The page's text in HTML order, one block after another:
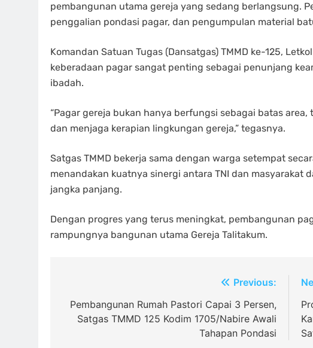
pembangunan utama gereja yang sedang berlangsung.
penggalian pondasi pagar, dan pengumpulan material
Komandan Satuan Tugas (Dansatgas) TMMD ke-125,
keberadaan pagar sangat penting sebagai penunjang
ibadah.
“Pagar gereja bukan hanya berfungsi sebagai batas
dan menjaga kerapian lingkungan gereja,” tegasnya.
Satgas TMMD bekerja sama dengan warga setempat
menandakan kuatnya sinergi antara TNI dan masyarakat
jangka panjang.
Dengan progres yang terus meningkat, pembangunan
rampungnya bangunan utama Gereja Talitakum.
pos
Previous:
Pembangunan Rumah Pastori Capai 3 Persen,
Satgas TMMD 125 Kodim 1705/Nabire Awali
Tahapan Pondasi